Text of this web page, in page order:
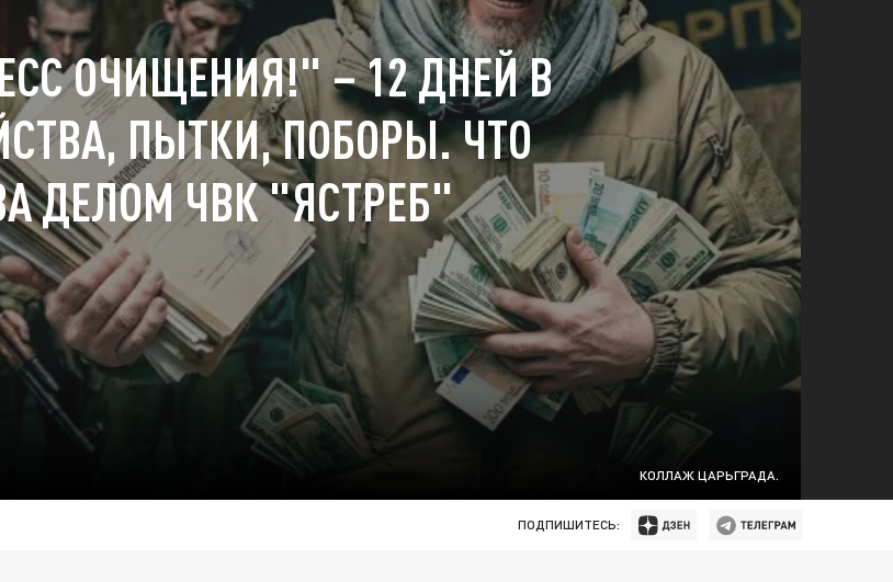
КОЛЛАЖ ЦАРЬГРАДА.
ОЧИЩЕНИЯ!" – 12 ДНЕЙ В
ПЫТКИ, ПОБОРЫ. ЧТО
ДЕЛОМ ЧВК "ЯСТРЕБ"
ПОДПИШИТЕСЬ: